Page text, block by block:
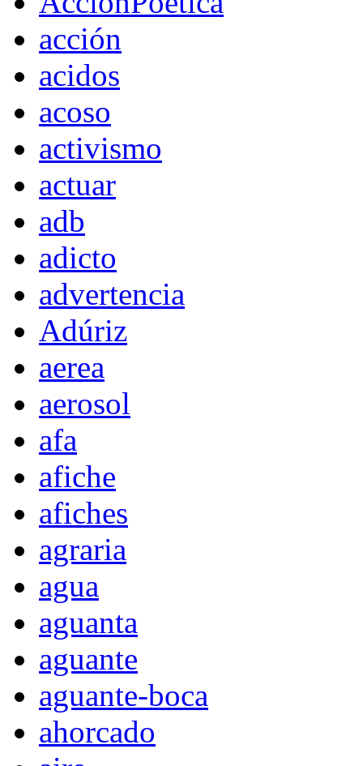
acción
acidos
acoso
activismo
actuar
adb
adicto
advertencia
Adúriz
aerea
aerosol
afa
afiche
afiches
agraria
agua
aguanta
aguante
aguante-boca
ahorcado